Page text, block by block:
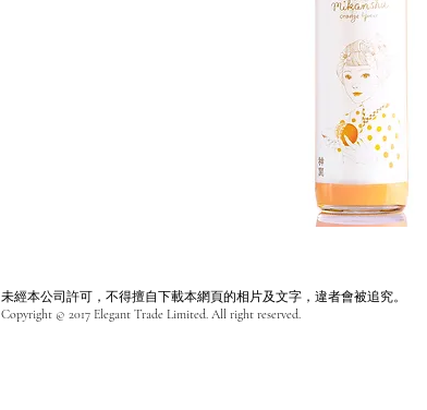
未經本公司許可，不得擅自下載本網頁的相片及文字，違者會被追究。
Copyright © 2017 Elegant Trade Limited. All right reserved.